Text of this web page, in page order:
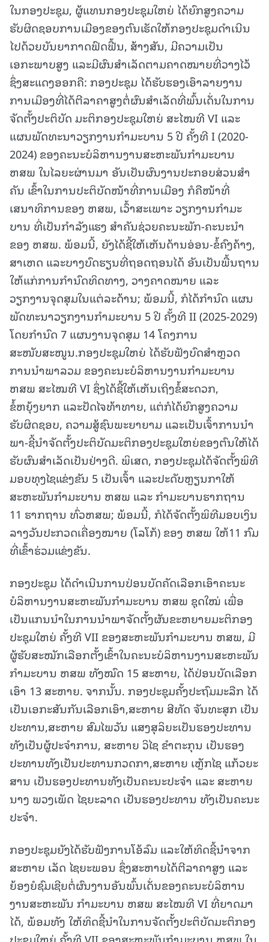
ໃນກອງປະຊຸມ, ຜູ້ແທນກອງປະຊຸມໃຫຍ່ ໄດ້ຍົກສູງຄວາມ
ຮັບຜິດຊອບການເມືອງຂອງຕົນເຮັດໃຫ້ກອງປະຊຸມດໍາເນີນ
ໄປດ້ວຍບັນຍາກາດຟົດຟື້ນ, ສ້າງສັນ, ມີຄວາມເປັນ
ເອກະພາບສູງ ແລະມີຜົນສໍາເລັດຕາມຄາດໝາຍທີ່ວາງໄວ້
ຊຶ່ງສະແດງອອກຄື: ກອງປະຊຸມ ໄດ້ຮັບຮອງເອົາລາຍງານ
ການເມືອງທີ່ໄດ້ຕີລາຄາສູງຕໍ່ຜົນສໍາເລັດທີ່ພົ້ນເດັ່ນໃນການ
ຈັດຕັ້ງປະຕິບັດ ມະຕິກອງປະຊຸມໃຫຍ່ ສະໄໝທີ VI ແລະ
ແຜນພັດທະນາວຽກງານກໍາມະບານ 5 ປີ ຄັ້ງທີ I (2020-
2024) ຂອງຄະນະບໍລິຫານງານສະຫະພັນກຳມະບານ
ຫສພ ໃນໄລຍະຜ່ານມາ ອັນເປັນຜົນງານປະກອບສ່ວນສໍາ
ຄັນ ເຂົ້າໃນການປະຕິບັດໜ້າທີ່ການເມືອງ ກໍຄືໜ້າທີ່
ເສນາທິການຂອງ ຫສພ, ເວົ້າສະເພາະ ວຽກງານກໍາມະ
ບານ ທີ່ເປັນກໍາລັງແຮງ ສໍາຄັນຊ່ວຍຄະນະພັກ-ຄະນະນໍາ
ຂອງ ຫສພ. ພ້ອມນີ້, ຍັງໄດ້ຊີ້ໃຫ້ເຫັນດ້ານອ່ອນ-ຂໍ້ຄົງຄ້າງ,
ສາເຫດ ແລະບາງບົດຮຽນທີ່ຖອດຖອນໄດ້ ອັນເປັນພື້ນຖານ
ໃຫ້ແກ່ການກໍານົດທິດທາງ, ວາງຄາດໝາຍ ແລະ
ວຽກງານຈຸດສຸມໃນແຕ່ລະດ້ານ; ພ້ອມນີ້, ກໍໄດ້ກໍານົດ ແຜນ
ພັດທະນາວຽກງານກຳມະບານ 5 ປີ ຄັ້ງທີ II (2025-2029)
ໂດຍກໍານົດ 7 ແຜນງານຈຸດສຸມ 14 ໂຄງການ
ສະໜັບສະໜູນ.ກອງປະຊຸມໃຫຍ່ ໄດ້ຮັບຟັງບົດສໍາຫຼວດ
ການນໍາພາລວມ ຂອງຄະນະບໍລິຫານງານກໍາມະບານ
ຫສພ ສະໄໝທີ VI ຊຶ່ງໄດ້ຊີ້ໃຫ້ເຫັນເຖິງຂໍ້ສະດວກ,
ຂໍ້ຫຍຸ້ງຍາກ ແລະປັດໄຈທ້າທາຍ, ແຕ່ກໍໄດ້ຍົກສູງຄວາມ
ຮັບຜິດຊອບ, ຄວາມສູ້ຊົນພະຍາຍາມ ແລະເປັນເຈົ້າການນໍາ
ພາ-ຊີ້ນໍາຈັດຕັ້ງປະຕິບັດມະຕິກອງປະຊຸມໃຫຍ່ຂອງຕົນໃຫ້ໄດ້
ຮັບຜົນສໍາເລັດເປັນຢ່າງດີ. ພິເສດ, ກອງປະຊຸມໄດ້ຈັດຕັ້ງພິທີ
ມອບທຸງໄຊແຂ່ງຂັນ 5 ເປັນເຈົ້າ ແລະປະດັບຫຼຽນກາໃຫ້
ສະຫະພັນກໍາມະບານ ຫສພ ແລະ ກໍາມະບານຮາກຖານ
11 ຮາກຖານ ທົ່ວຫສພ; ພ້ອມນີ້, ກໍໄດ້ຈັດຕັ້ງພິທີມອບເງິນ
ລາງວັນປະກວດເຄື່ອງໝາຍ (ໂລໂກ້) ຂອງ ຫສພ ໃຫ້11 ກົມ
ທີ່ເຂົ້າຮ່ວມແຂ່ງຂັນ.
ກອງປະຊຸມ ໄດ້ດໍາເນີນການປ່ອນບັດຄັດເລືອກເອົາຄະນະ
ບໍລິຫານງານສະຫະພັນກໍາມະບານ ຫສພ ຊຸດໃໝ່ ເພື່ອ
ເປັນແກນນໍາໃນການນໍາພາຈັດຕັ້ງຜັນຂະຫຍາຍມະຕິກອງ
ປະຊຸມໃຫຍ່ ຄັ້ງທີ VII ຂອງສະຫະພັນກຳມະບານ ຫສພ, ມີ
ຜູ້ຮັບສະໝັກເລືອກຕັ້ງເຂົ້າໃນຄະນະບໍລິຫານງານສະຫະພັນ
ກໍາມະບານ ຫສພ ທັງໝົດ 15 ສະຫາຍ, ໄດ້ປ່ອນບັດເລືອກ
ເອົາ 13 ສະຫາຍ. ຈາກນັ້ນ. ກອງປະຊຸມຄັ້ງປະຖົມມະລືກ ໄດ້
ເປັນເອກະສັນກັນເລືອກເອົາ,ສະຫາຍ ສີທັດ ຈັນທະສຸກ ເປັນ
ປະທານ,ສະຫາຍ ສົມໄພວັນ ແສງສຸລິຍະເປັນຮອງປະທານ
ທັງເປັນຜູ້ປະຈຳການ, ສະຫາຍ ວິໄຊ ຂຳຕະກຸນ ເປັນຮອງ
ປະທານທັງເປັນປະທານກວດກາ,ສະຫາຍ ເຫຼັກໄຊ ແກ້ວຍະ
ສານ ເປັນຮອງປະທານທັງເປັນຄະນະປະຈຳ ແລະ ສະຫາຍ
ນາງ ພວງເພັດ ໄຊຍະລາດ ເປັນຮອງປະທານ ທັງເປັນຄະນະ
ປະຈຳ.
ກອງປະຊຸມຍັງໄດ້ຮັບຟັງການໂອ້ລົມ ແລະໃຫ້ທິດຊີ້ນໍາຈາກ
ສະຫາຍ ເລັດ ໄຊຍະພອນ ຊຶ່ງສະຫາຍໄດ້ຕີລາຄາສູງ ແລະ
ຍ້ອງຍໍຊົມເຊີຍຕໍ່ຜົນງານອັນພົ້ນເດັ່ນຂອງຄະນະບໍລິຫານ
ງານສະຫະພັນ ກໍາມະບານ ຫສພ ສະໄໝທີ VI ທີ່ຍາດມາ
ໄດ້, ພ້ອມທັງ ໃຫ້ທິດຊີ້ນໍາໃນການຈັດຕັ້ງປະຕິບັດມະຕິກອງ